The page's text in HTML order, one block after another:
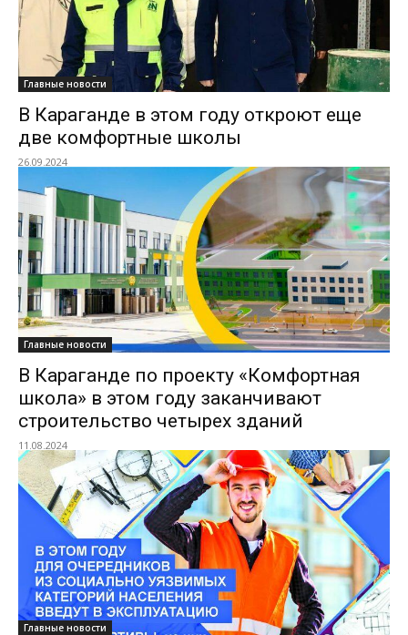
Главные новости
В Караганде в этом году откроют еще
две комфортные школы
26.09.2024
Главные новости
В Караганде по проекту «Комфортная
школа» в этом году заканчивают
строительство четырех зданий
11.08.2024
Главные новости